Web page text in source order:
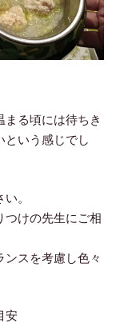
る頃には待ちき
という感じでし
。
けの先生にご相
スを考慮し色々
安